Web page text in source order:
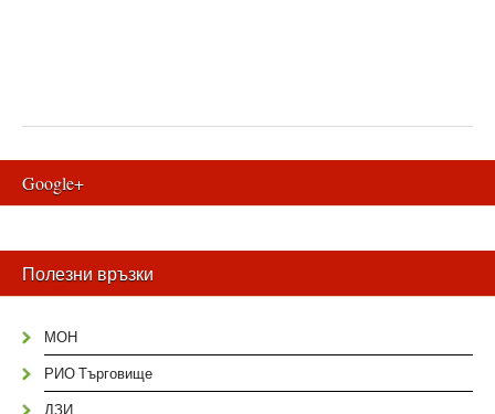
Google+
Полезни връзки
МОН
РИО Търговище
ДЗИ